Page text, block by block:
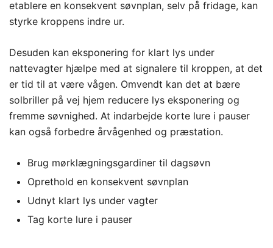
etablere en konsekvent søvnplan, selv på fridage, kan
styrke kroppens indre ur.
Desuden kan eksponering for klart lys under
nattevagter hjælpe med at signalere til kroppen, at det
er tid til at være vågen. Omvendt kan det at bære
solbriller på vej hjem reducere lys eksponering og
fremme søvnighed. At indarbejde korte lure i pauser
kan også forbedre årvågenhed og præstation.
Brug mørklægningsgardiner til dagsøvn
Oprethold en konsekvent søvnplan
Udnyt klart lys under vagter
Tag korte lure i pauser